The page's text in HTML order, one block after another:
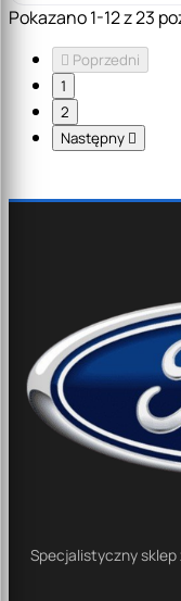
Pokazano 1-12 z 23
 Poprzedni
1
2
Następny 
Specjalistyczny sklep